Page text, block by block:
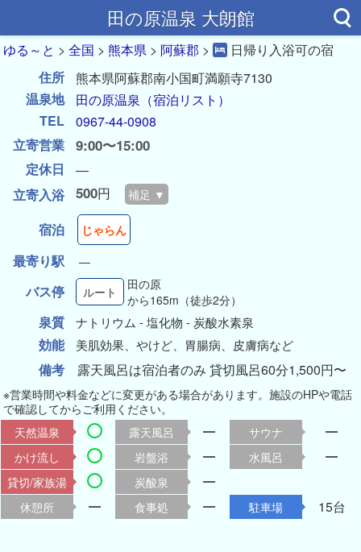
田の原温泉 大朗館
ゆる～と > 全国 > 熊本県 > 阿蘇郡 >
日帰り入浴可の宿
住所
熊本県阿蘇郡南小国町満願寺7130
温泉地
田の原温泉 （宿泊リスト）
TEL
0967-44-0908
立寄営業
9:00〜15:00
定休日
―
立寄入浴
500円 補足 ▼
宿泊 じゃらん
最寄り駅 ―
バス停 ルート
田の原
から165m（徒歩2分）
泉質 ナトリウム - 塩化物 - 炭酸水素泉
効能 美肌効果、やけど、胃腸病、皮膚病など
備考 露天風呂は宿泊者のみ 貸切風呂60分1,500円〜
※営業時間や料金などに変更がある場合があります。施設のHPや電話
で確認してからご利用ください。
天然温泉
露天風呂
サウナ
かけ流し
岩盤浴
水風呂
貸切/家族湯
炭酸泉
休憩所
食事処 駐車場 15台